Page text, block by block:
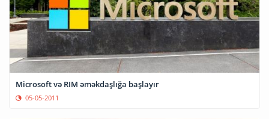
Microsoft və RIM əməkdaşlığa başlayır
05-05-2011